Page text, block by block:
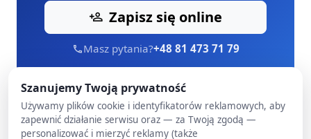
Zapisz się online
Masz pytania?+48 81 473 71 79
Szanujemy Twoją prywatność
Używamy plików cookie i identyfikatorów reklamowych, aby
zapewnić działanie serwisu oraz — za Twoją zgodą —
personalizować i mierzyć reklamy (także